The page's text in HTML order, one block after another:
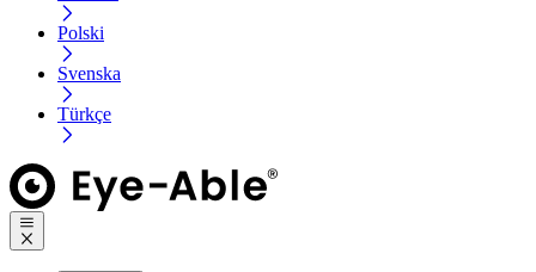
Polski
Svenska
Türkçe